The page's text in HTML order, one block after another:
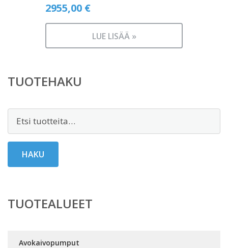
2955,00 €
LUE LISÄÄ »
TUOTEHAKU
Etsi:
HAKU
TUOTEALUEET
Avokaivopumput